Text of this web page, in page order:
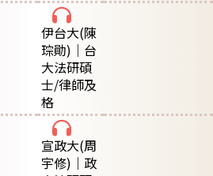
伊台大(陳
琮勛)｜台
大法研碩
士/律師及
格
宣政大(周
宇修)｜政